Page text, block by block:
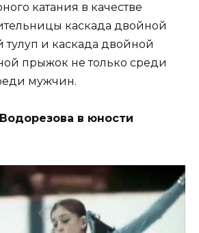
катания в качестве
каскада двойной
и каскада двойной
прыжок не только среди
мужчин.
в юности